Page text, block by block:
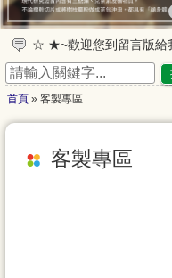
☆ ★~歡迎您到留言版
☆ ★~歡迎光臨本站~☆
首頁» 客製專區
客製專區